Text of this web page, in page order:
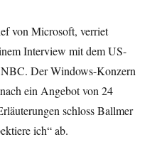
von Microsoft, verriet
Interview mit dem US-
Der Windows-Konzern
ein Angebot von 24
schloss Ballmer
ich“ ab.